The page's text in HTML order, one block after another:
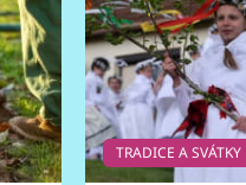
TRADICE A SVÁTKY